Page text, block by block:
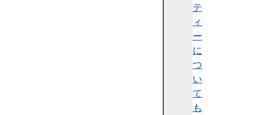
テ
ィ
ー
に
つ
い
て
も